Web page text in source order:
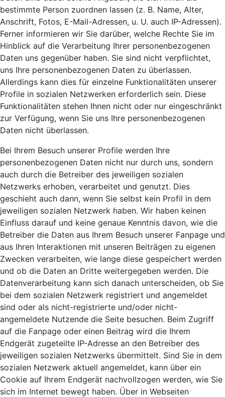
bestimmte Person zuordnen lassen (z. B. Name, Alter,
Anschrift, Fotos, E-Mail-Adressen, u. U. auch IP-Adressen).
Ferner informieren wir Sie darüber, welche Rechte Sie im
Hinblick auf die Verarbeitung Ihrer personenbezogenen
Daten uns gegenüber haben. Sie sind nicht verpflichtet,
uns Ihre personenbezogenen Daten zu überlassen.
Allerdings kann dies für einzelne Funktionalitäten unserer
Profile in sozialen Netzwerken erforderlich sein. Diese
Funktionalitäten stehen Ihnen nicht oder nur eingeschränkt
zur Verfügung, wenn Sie uns Ihre personenbezogenen
Daten nicht überlassen.
Bei Ihrem Besuch unserer Profile werden Ihre
personenbezogenen Daten nicht nur durch uns, sondern
auch durch die Betreiber des jeweiligen sozialen
Netzwerks erhoben, verarbeitet und genutzt. Dies
geschieht auch dann, wenn Sie selbst kein Profil in dem
jeweiligen sozialen Netzwerk haben. Wir haben keinen
Einfluss darauf und keine genaue Kenntnis davon, wie die
Betreiber die Daten aus Ihrem Besuch unserer Fanpage und
aus Ihren Interaktionen mit unseren Beiträgen zu eigenen
Zwecken verarbeiten, wie lange diese gespeichert werden
und ob die Daten an Dritte weitergegeben werden. Die
Datenverarbeitung kann sich danach unterscheiden, ob Sie
bei dem sozialen Netzwerk registriert und angemeldet
sind oder als nicht-registrierte und/oder nicht-
angemeldete Nutzende die Seite besuchen. Beim Zugriff
auf die Fanpage oder einen Beitrag wird die Ihrem
Endgerät zugeteilte IP-Adresse an den Betreiber des
jeweiligen sozialen Netzwerks übermittelt. Sind Sie in dem
sozialen Netzwerk aktuell angemeldet, kann über ein
Cookie auf Ihrem Endgerät nachvollzogen werden, wie Sie
sich im Internet bewegt haben. Über in Webseiten